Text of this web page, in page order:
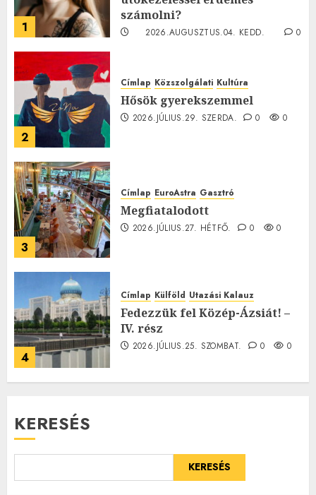
1
számolni?
2026.AUGUSZTUS.04. KEDD.
0
2
Címlap Közszolgálati Kultúra
Hősök gyerekszemmel
2026.JÚLIUS.29. SZERDA. 0 0
3
Címlap EuroAstra Gasztró
Megfiatalodott
2026.JÚLIUS.27. HÉTFŐ. 0 0
4
Címlap Külföld Utazási Kalauz
Fedezzük fel Közép-Ázsiát! –
IV. rész
2026.JÚLIUS.25. SZOMBAT. 0 0
KERESÉS
KERESÉS